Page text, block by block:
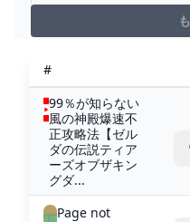
いで石を運んだ図そし
#
99％が知らない
風の神殿爆速不
正攻略法【ゼル
ダの伝説ティア
ーズオブザキン
グダ...
Page not